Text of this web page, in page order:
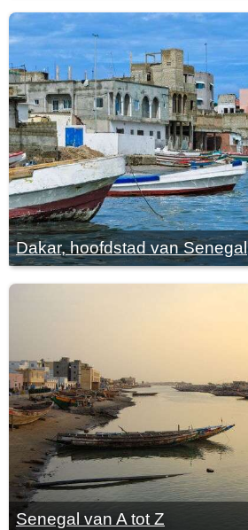
Dakar, hoofdstad van Senegal
Senegal van A tot Z